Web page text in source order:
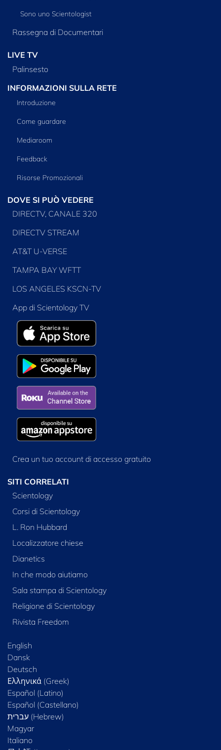
Sono uno Scientologist
Rassegna di Documentari
LIVE TV
Palinsesto
INFORMAZIONI SULLA RETE
Introduzione
Come guardare
Mediaroom
Feedback
Risorse Promozionali
DOVE SI PUÒ VEDERE
DIRECTV, CANALE 320
DIRECTV STREAM
AT&T U-VERSE
TAMPA BAY WFTT
LOS ANGELES KSCN-TV
App di Scientology TV
Crea un tuo account di accesso gratuito
SITI CORRELATI
Scientology
Corsi di Scientology
L. Ron Hubbard
Localizzatore chiese
Dianetics
In che modo aiutiamo
Sala stampa di Scientology
Religione di Scientology
Rivista Freedom
English
Dansk
Deutsch
Ελληνικά (Greek)
Español (Latino)
Español (Castellano)
Magyar
Italiano